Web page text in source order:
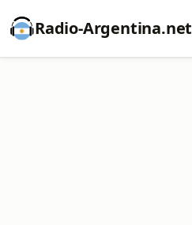
Radio-Argentina.net